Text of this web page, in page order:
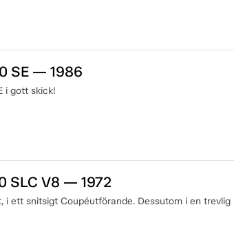
SE — 1986
i gott skick!
SLC V8 — 1972
i ett snitsigt Coupéutförande. Dessutom i en trevlig